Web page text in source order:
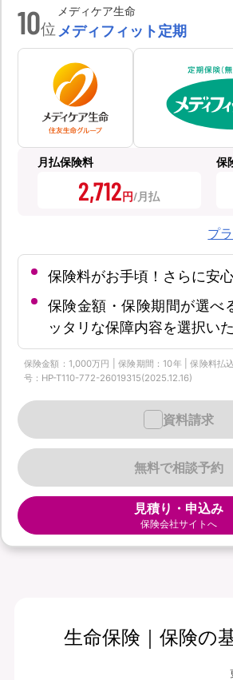
10位
メディケア生命
メディフィット定期
月払保険料
2,712円
保
プ
保険料がお手頃！さらに安
保険金額・保険期間が選べ
ッタリな保障内容を選択い
保険金額：1,000万円 | 保険期間：10年 | 保険料払
号：HP-T110-772-26019315(2025.12.16)
無料で相談予約
資料請求
見積り・申込み
保険会社サイトへ
生命保険｜保険の